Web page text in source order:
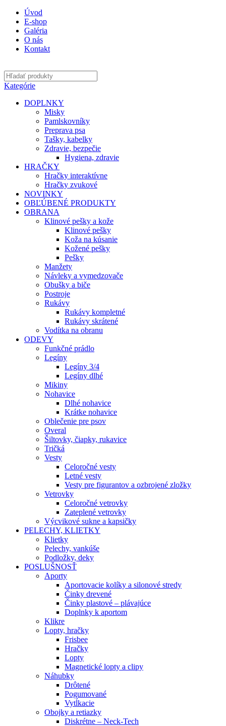
Úvod
E-shop
Galéria
O nás
Kontakt
Kategórie
DOPLNKY
Misky
Pamlskovníky
Preprava psa
Tašky, kabelky
Zdravie, bezpečie
Hygiena, zdravie
HRAČKY
Hračky interaktívne
Hračky zvukové
NOVINKY
OBĽÚBENÉ PRODUKTY
OBRANA
Klinové pešky a kože
Klinové pešky
Koža na kúsanie
Kožené pešky
Pešky
Manžety
Návleky a vymedzovače
Obušky a biče
Postroje
Rukávy
Rukávy kompletné
Rukávy skrátené
Vodítka na obranu
ODEVY
Funkčné prádlo
Legíny
Legíny 3/4
Legíny dlhé
Mikiny
Nohavice
Dlhé nohavice
Krátke nohavice
Oblečenie pre psov
Overal
Šiltovky, čiapky, rukavice
Tričká
Vesty
Celoročné vesty
Letné vesty
Vesty pre figurantov a ozbrojené zložky
Vetrovky
Celoročné vetrovky
Zateplené vetrovky
Výcvikové sukne a kapsičky
PELECHY, KLIETKY
Klietky
Pelechy, vankúše
Podložky, deky
POSLUŠNOSŤ
Aporty
Aportovacie kolíky a silonové stredy
Činky drevené
Činky plastové – plávajúce
Doplnky k aportom
Klikre
Lopty, hračky
Frisbee
Hračky
Lopty
Magnetické lopty a clipy
Náhubky
Drôtené
Pogumované
Vytĺkacie
Obojky a retiazky
Diskrétne – Neck-Tech